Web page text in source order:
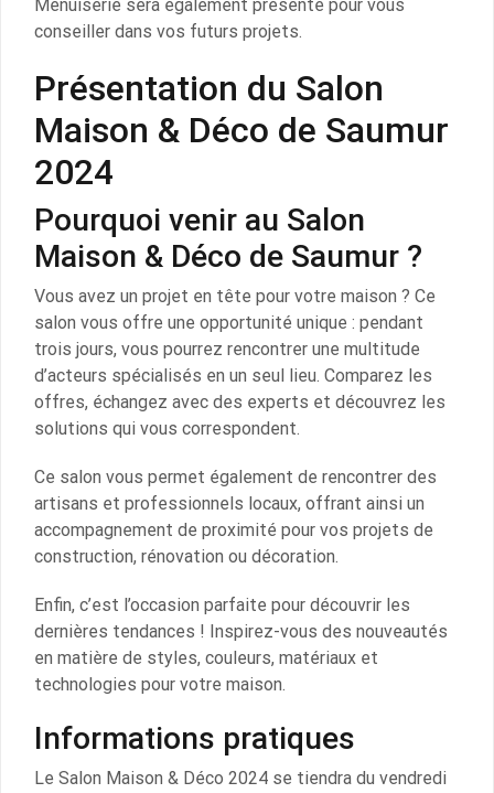
Menuiserie sera également présente pour vous
conseiller dans vos futurs projets.
Présentation du Salon
Maison & Déco de Saumur
2024
Pourquoi venir au Salon
Maison & Déco de Saumur ?
Vous avez un projet en tête pour votre maison ? Ce
salon vous offre une opportunité unique : pendant
trois jours, vous pourrez rencontrer une multitude
d’acteurs spécialisés en un seul lieu. Comparez les
offres, échangez avec des experts et découvrez les
solutions qui vous correspondent.
Ce salon vous permet également de rencontrer des
artisans et professionnels locaux, offrant ainsi un
accompagnement de proximité pour vos projets de
construction, rénovation ou décoration.
Enfin, c’est l’occasion parfaite pour découvrir les
dernières tendances ! Inspirez-vous des nouveautés
en matière de styles, couleurs, matériaux et
technologies pour votre maison.
Informations pratiques
Le Salon Maison & Déco 2024 se tiendra du vendredi